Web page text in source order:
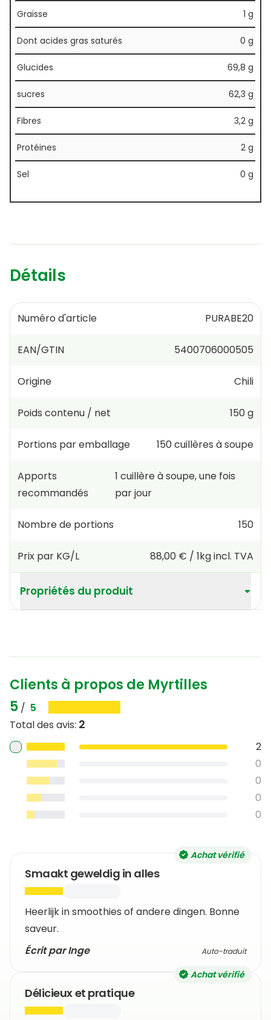
Détails
Numéro d'article PURABE20
EAN/GTIN 5400706000505
Origine Chili
Poids contenu / net 150 g
Portions par emballage 150cuillères à soupe
Apports
recommandés
1 cuillère à soupe,une fois
par jour
Nombre de portions 150
Prix par KG/L 88,00 € / 1kgincl. TVA
Propriétés du produit
Graisse 1 g
Dont acides gras saturés 0 g
Glucides 69,8 g
sucres 62,3 g
Fibres 3,2 g
Protéines 2 g
Sel 0 g
Clients à propos de Myrtilles
5 / 5
Total des avis: 2
2
0
0
0
0
Achat vérifié
Smaakt geweldig in alles
Heerlijk in smoothies of andere dingen. Bonne
saveur.
Écrit par Inge
Auto-traduit
Achat vérifié
Délicieux et pratique